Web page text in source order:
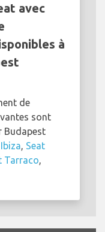
avec
à
de
sont
Budapest
, Seat
Tarraco,